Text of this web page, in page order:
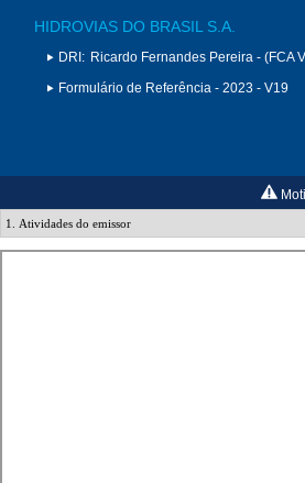
HIDROVIAS DO BRASIL S.A.
DRI: Ricardo Fernandes Pereira - (FCA
Formulário de Referência - 2023 - V19